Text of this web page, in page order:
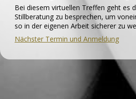
Bei diesem virtuellen Treffen geht es
Stillberatung zu besprechen, um
so in der eigenen Arbeit sicherer zu
Nächster Termin und Anmeldung